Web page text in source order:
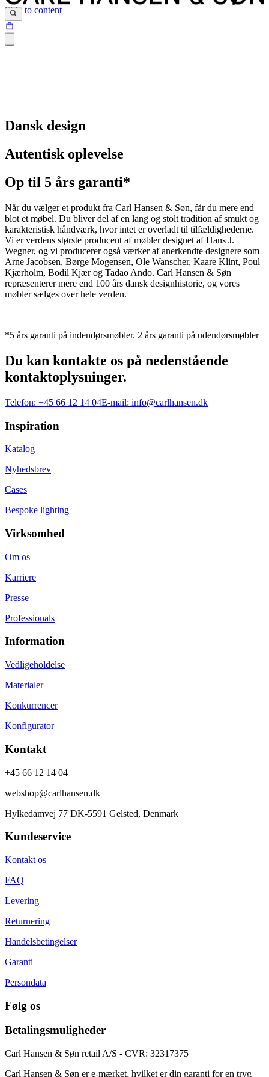
Skip to content
Dansk design
Autentisk oplevelse
Op til 5 års garanti*
Når du vælger et produkt fra Carl Hansen & Søn, får du mere end
blot et møbel. Du bliver del af en lang og stolt tradition af smukt og
karakteristisk håndværk, hvor intet er overladt til tilfældighederne.
Vi er verdens største producent af møbler designet af Hans J.
Wegner, og vi producerer også værker af anerkendte designere som
Arne Jacobsen, Børge Mogensen, Ole Wanscher, Kaare Klint, Poul
Kjærholm, Bodil Kjær og Tadao Ando. Carl Hansen & Søn
repræsenterer mere end 100 års dansk designhistorie, og vores
møbler sælges over hele verden.
*5 års garanti på indendørsmøbler. 2 års garanti på udendørsmøbler
Du kan kontakte os på nedenstående
kontaktoplysninger.
Telefon: +45 66 12 14 04E-mail: info@carlhansen.dk
Inspiration
Katalog
Nyhedsbrev
Cases
Bespoke lighting
Virksomhed
Om os
Karriere
Presse
Professionals
Information
Vedligeholdelse
Materialer
Konkurrencer
Konfigurator
Kontakt
+45 66 12 14 04
webshop@carlhansen.dk
Hylkedamvej 77 DK-5591 Gelsted, Denmark
Kundeservice
Kontakt os
FAQ
Levering
Returnering
Handelsbetingelser
Garanti
Persondata
Følg os
Betalingsmuligheder
Carl Hansen & Søn retail A/S - CVR: 32317375
Carl Hansen & Søn er e-mærket, hvilket er din garanti for en tryg